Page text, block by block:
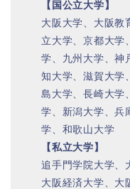
【国公立大学】
大阪大学、大阪教
立大学、京都大学
学、九州大学、神
知大学、滋賀大学
島大学、長崎大学
学、新潟大学、兵
学、和歌山大学
【私立大学】
追手門学院大学、
大阪経済大学、大